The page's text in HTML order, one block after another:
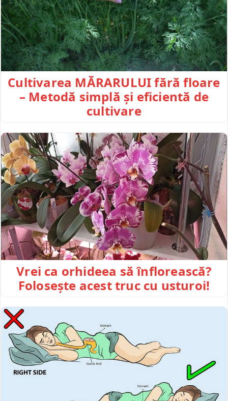
Cultivarea MĂRARULUI fără floare
– Metodă simplă și eficientă de
cultivare
Vrei ca orhideea să înflorească?
Folosește acest truc cu usturoi!